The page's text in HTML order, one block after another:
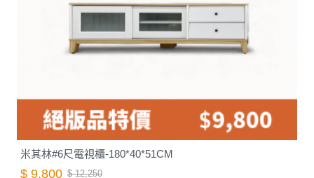
米其林#6尺電視櫃-180*40*51CM
$ 9,800 $ 12,250